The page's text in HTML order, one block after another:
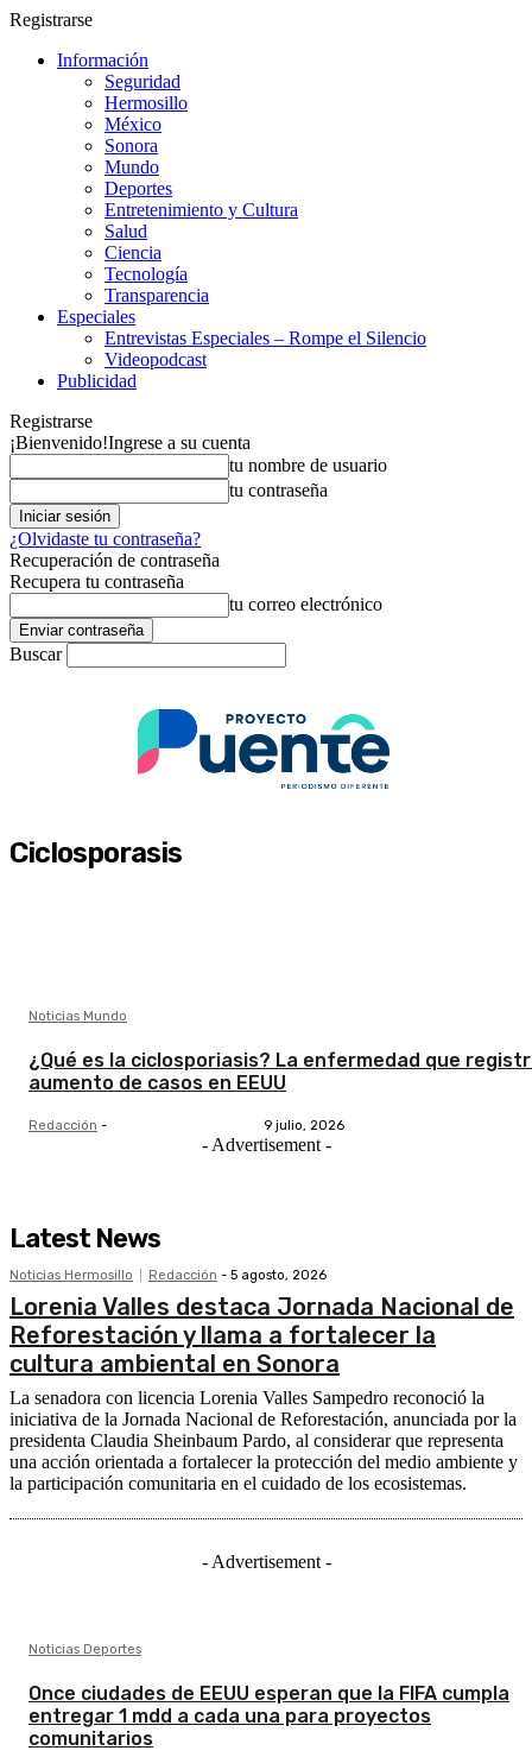
Registrarse
Información
Seguridad
Hermosillo
México
Sonora
Mundo
Deportes
Entretenimiento y Cultura
Salud
Ciencia
Tecnología
Transparencia
Especiales
Entrevistas Especiales – Rompe el Silencio
Videopodcast
Publicidad
Registrarse
¡Bienvenido!Ingrese a su cuenta
tu nombre de usuario
tu contraseña
¿Olvidaste tu contraseña?
Recuperación de contraseña
Recupera tu contraseña
tu correo electrónico
Buscar
Ciclosporasis
Noticias Mundo
¿Qué es la ciclosporiasis? La enfermedad que
aumento de casos en EEUU
Redacción - 9 julio, 2026
- Advertisement -
Latest News
Noticias Hermosillo Redacción - 5 agosto, 2026
Lorenia Valles destaca Jornada Nacional de
Reforestación y llama a fortalecer la
cultura ambiental en Sonora
La senadora con licencia Lorenia Valles Sampedro reconoció la
iniciativa de la Jornada Nacional de Reforestación, anunciada por la
presidenta Claudia Sheinbaum Pardo, al considerar que representa
una acción orientada a fortalecer la protección del medio ambiente y
la participación comunitaria en el cuidado de los ecosistemas.
- Advertisement -
Noticias Deportes
Once ciudades de EEUU esperan que la FIFA cumpla
entregar 1 mdd a cada una para proyectos
comunitarios